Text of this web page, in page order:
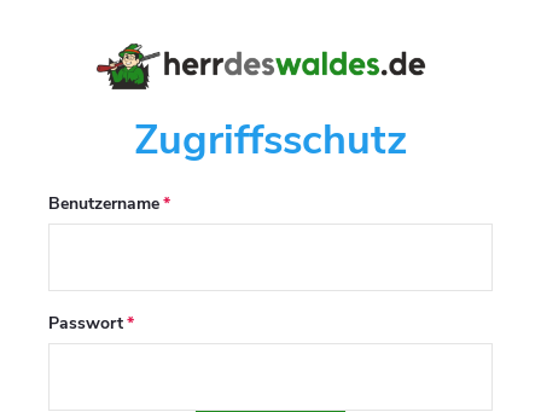
Zugriffsschutz
Benutzername
Passwort